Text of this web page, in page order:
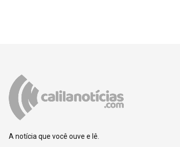
A notícia que você ouve e lê.